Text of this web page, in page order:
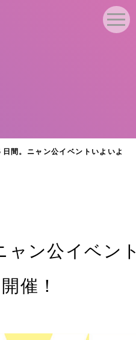
間。ニャン公イベントいよいよ
ャン公イベン
催！